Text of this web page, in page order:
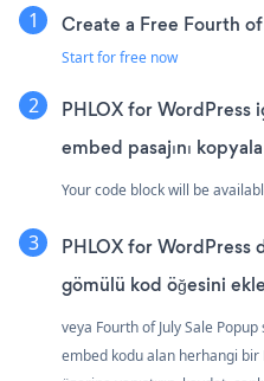
Create a Free Fourth
Start for free now
PHLOX for WordPress
embed pasajını kopyala
Your code block will be
PHLOX for WordPress
gömülü kod öğesini
veya Fourth of July Sale
embed kodu alan herhangi bir